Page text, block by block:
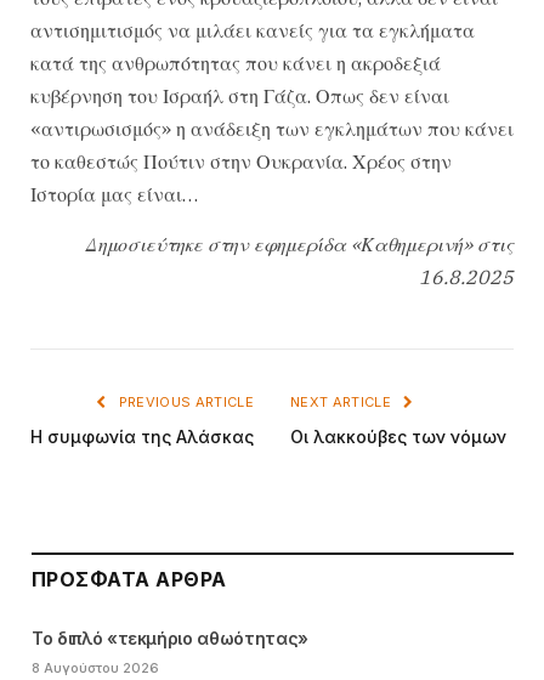
αντισημιτισμός να μιλάει κανείς για τα εγκλήματα
κατά της ανθρωπότητας που κάνει η ακροδεξιά
κυβέρνηση του Ισραήλ στη Γάζα. Οπως δεν είναι
«αντιρωσισμός» η ανάδειξη των εγκλημάτων που κάνει
το καθεστώς Πούτιν στην Ουκρανία. Χρέος στην
Ιστορία μας είναι…
Δημοσιεύτηκε στην εφημερίδα «Καθημερινή» στις
16.8.2025
PREVIOUS ARTICLE
Η συμφωνία της Αλάσκας
NEXT ARTICLE
Οι λακκούβες των νόμων
ΠΡΌΣΦΑΤΑ ΆΡΘΡΑ
Το διπλό «τεκμήριο αθωότητας»
8 Αυγούστου 2026